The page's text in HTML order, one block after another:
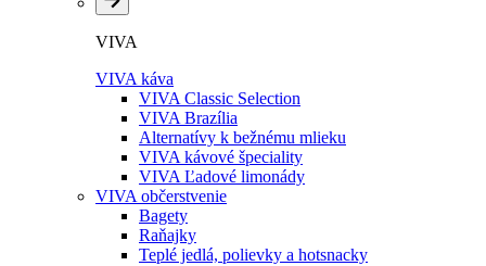
VIVA
VIVA káva
VIVA Classic Selection
VIVA Brazília
Alternatívy k bežnému mlieku
VIVA kávové špeciality
VIVA Ľadové limonády
VIVA občerstvenie
Bagety
Raňajky
Teplé jedlá, polievky a hotsnacky